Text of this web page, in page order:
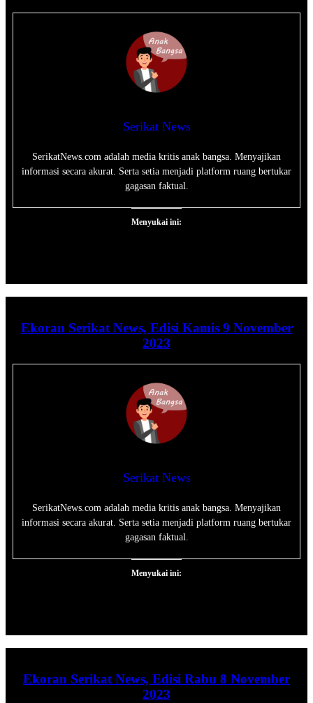
Serikat News
SerikatNews.com adalah media kritis anak bangsa. Menyajikan
informasi secara akurat. Serta setia menjadi platform ruang bertukar
gagasan faktual.
Menyukai ini:
Ekoran Serikat News, Edisi Kamis 9 November
2023
Serikat News
SerikatNews.com adalah media kritis anak bangsa. Menyajikan
informasi secara akurat. Serta setia menjadi platform ruang bertukar
gagasan faktual.
Menyukai ini:
Ekoran Serikat News, Edisi Rabu 8 November
2023